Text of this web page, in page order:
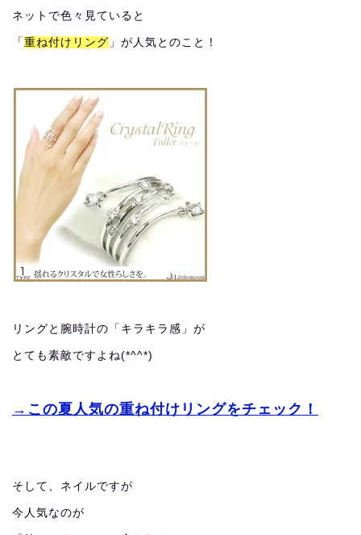
ネットで色々見ていると
「 重ね付けリング 」が人気とのこと！
リングと腕時計の「キラキラ感」が
とても素敵ですよね(*^^*)
→この夏人気の重ね付けリングをチェック！
そして、ネイルですが
今人気なのが